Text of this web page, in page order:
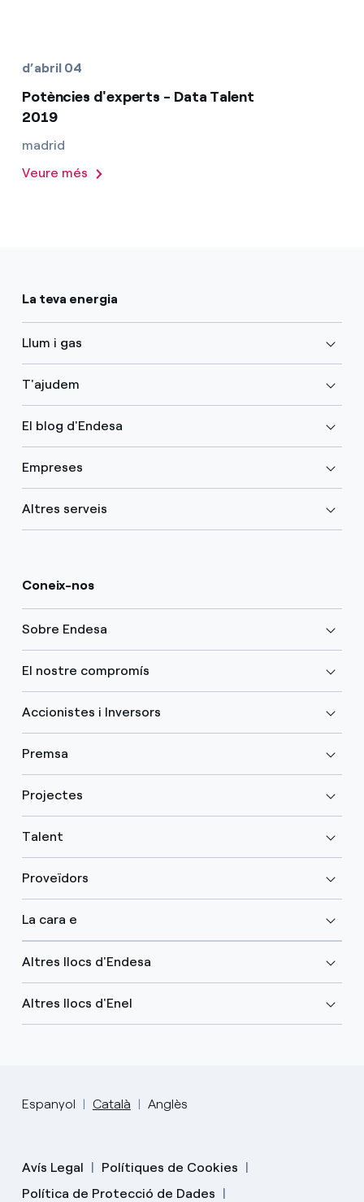
d’abril 04
Potències d'experts - Data Talent
2019
madrid
Veure més
La teva energia
Llum i gas
T'ajudem
El blog d'Endesa
Empreses
Altres serveis
Coneix-nos
Sobre Endesa
El nostre compromís
Accionistes i Inversors
Premsa
Projectes
Talent
Proveïdors
La cara e
Altres llocs d'Endesa
Altres llocs d'Enel
Espanyol Català Anglès
Avís Legal
Polítiques de Cookies
Política de Protecció de Dades